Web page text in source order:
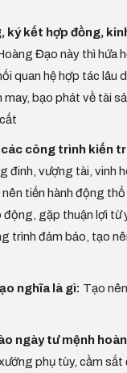
kết hợp đồng,
Đạo này thì hứa
quan hệ hợp tác lâu
bạo phát về tài
công trình kiến
đinh, vượng tài, vinh
tiến hành động thổ
gặp thuận lợi
đảm bảo, tạo
nghĩa là gì: Tạo
ngày tư mệnh
phụ tùy, cầm sắt